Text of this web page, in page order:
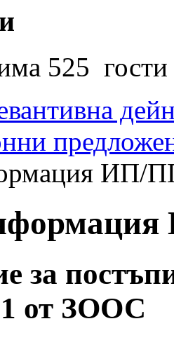
525 гости
ИП/
за
от ЗООС